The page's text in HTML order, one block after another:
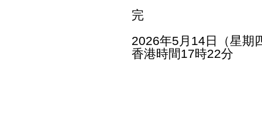
完
2026年5月14日（星期
香港時間17時22分